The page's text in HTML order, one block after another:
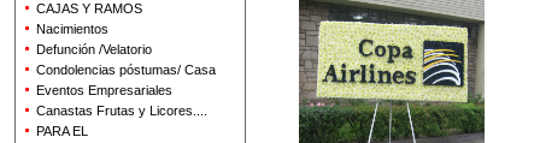
CAJAS Y RAMOS
Nacimientos
Defunción /Velatorio
Condolencias póstumas/ Casa
Eventos Empresariales
Canastas Frutas y Licores....
PARA EL